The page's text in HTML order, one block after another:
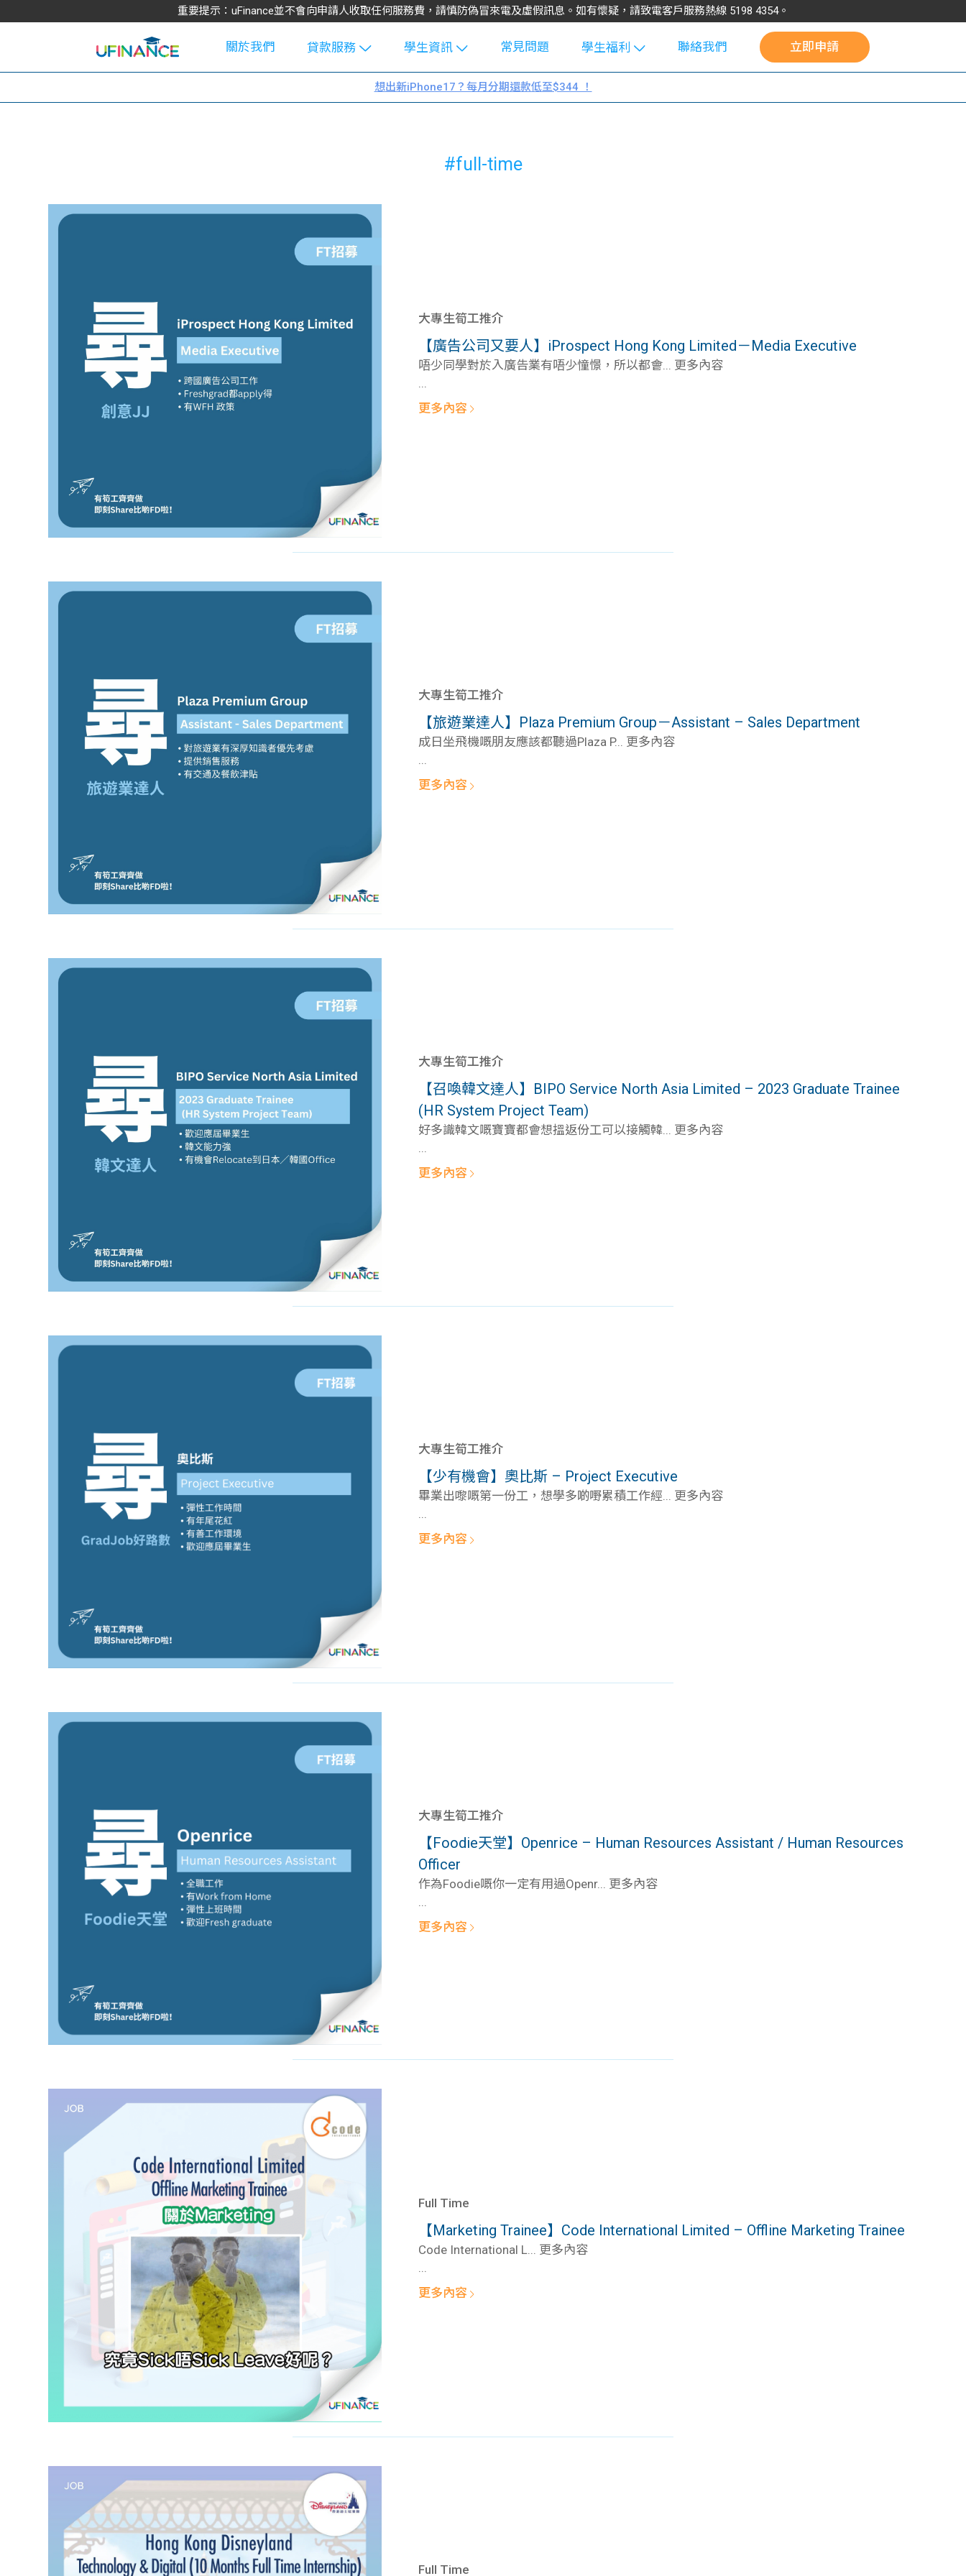
重要提示：uFinance並不會向申請人收取任何服務費，請慎防偽冒來電及虛假訊息。如有懷疑，請致電客戶服務熱線 5198 4354。
關於我們
貸款服務
學生貸款
貸款
貸款計數
機
貸款計數
學生資訊
Blog
大專生筍
學生貸款
101
常見問題
學生福利
uFinance 校
園贊助
聯絡我們 立即申請
想出新iPhone17？每月分期還款低至$344 ！
#full-time
大專生筍工推介
【廣告公司又要人】iProspect Hong Kong Limited－Media Executive
唔少同學對於入廣告業有唔少憧憬，所以都會... 更多內容
更多內容
大專生筍工推介
【旅遊業達人】Plaza Premium Group－Assistant – Sales Department
成日坐飛機嘅朋友應該都聽過Plaza P... 更多內容
...
更多內容
大專生筍工推介
【召喚韓文達人】BIPO Service North Asia Limited – 2023 Graduate Trainee
(HR System Project Team)
好多識韓文嘅寶寶都會想搵返份工可以接觸韓... 更多內容
更多內容
大專生筍工推介
【少有機會】奧比斯 – Project Executive
畢業出嚟嘅第一份工，想學多啲嘢累積工作經... 更多內容
...
更多內容
大專生筍工推介
【Foodie天堂】Openrice – Human Resources Assistant / Human Resources
Officer
作為Foodie嘅你一定有用過Openr... 更多內容
更多內容
Full Time
【Marketing Trainee】Code International Limited – Offline Marketing Trainee
Code International L... 更多內容
...
更多內容
Full Time